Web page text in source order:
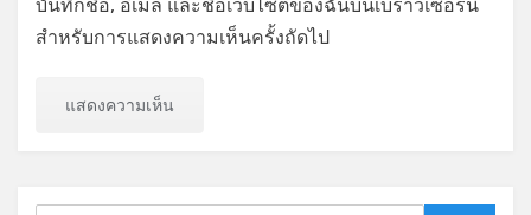
บันทึกชื่อ, อีเมล และชื่อเว็บไซต์ของฉันบนเบราว์เซอร์นี้
สำหรับการแสดงความเห็นครั้งถัดไป